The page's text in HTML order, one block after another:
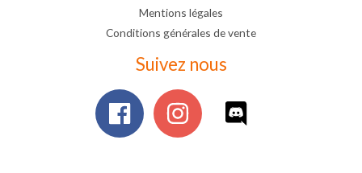
Mentions légales
Conditions générales de vente
Suivez nous